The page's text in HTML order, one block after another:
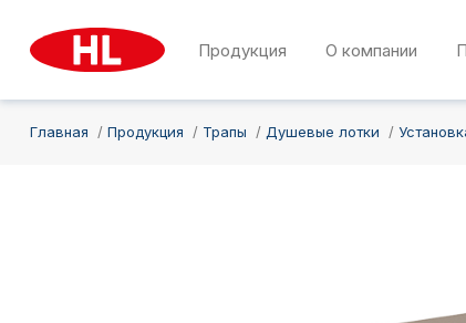
Продукция О компании
Главная Продукция Трапы Душевые лотки